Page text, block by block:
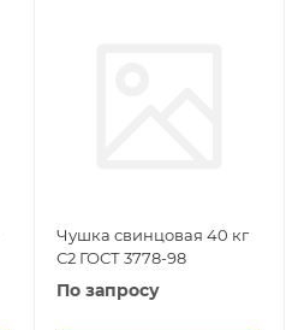
Чушка свинцовая 40 кг
С2 ГОСТ 3778-98
По запросу